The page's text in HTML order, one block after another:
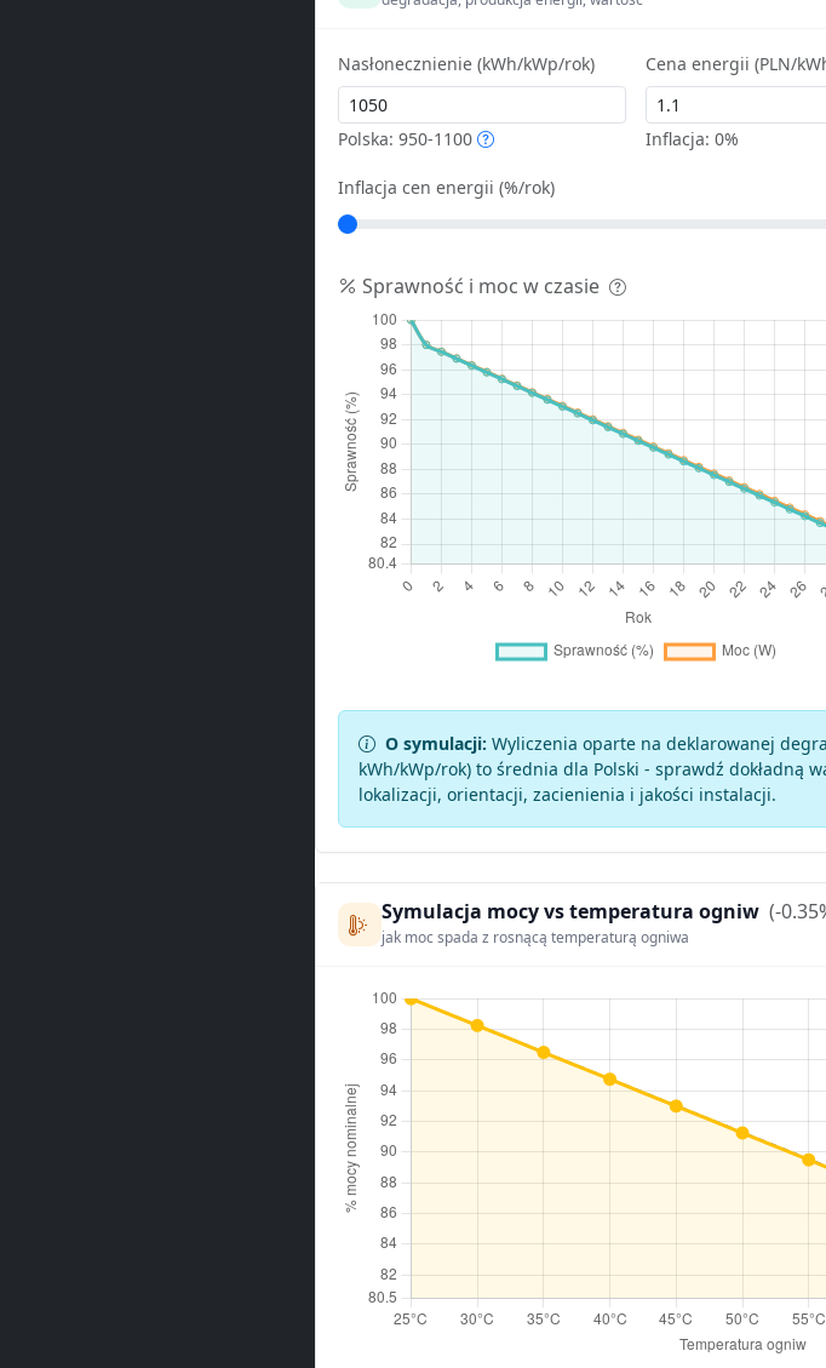
Nasłonecznienie (kWh/kWp/rok)
Polska: 950-1100
Cena energii (PLN/
Inflacja:0%
Inflacja cen energii (%/rok)
Sprawność i moc w czasie
O symulacji: Wyliczenia oparte na deklarowanej
kWh/kWp/rok) to średnia dla Polski - sprawdź dokładną
lokalizacji, orientacji, zacienienia i jakości instalacji.
Symulacja mocy vs temperatura ogniw (-
jak moc spada z rosnącą temperaturą ogniwa